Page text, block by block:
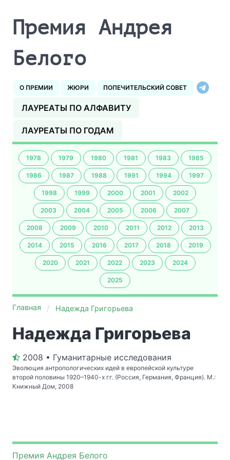
Премия Андрея
Белого
О ПРЕМИИ ЖЮРИ ПОПЕЧИТЕЛЬСКИЙ СОВЕТ
ЛАУРЕАТЫ ПО АЛФАВИТУ
ЛАУРЕАТЫ ПО ГОДАМ
1978 1979 1980 1981 1983 1985
1986 1987 1988 1991 1994 1997
1998 1999 2000 2001 2002
2003 2004 2005 2006 2007
2008 2009 2010 2011 2012 2013
2014 2015 2016 2017 2018 2019
2020 2021 2022 2023 2024
2025
Главная Надежда Григорьева
Надежда Григорьева
2008 • Гуманитарные исследования
Эволюция антропологических идей в европейской культуре
второй половины 1920–1940-х гг. (Россия, Германия, Франция). М.:
Книжный Дом, 2008
Премия Андрея Белого